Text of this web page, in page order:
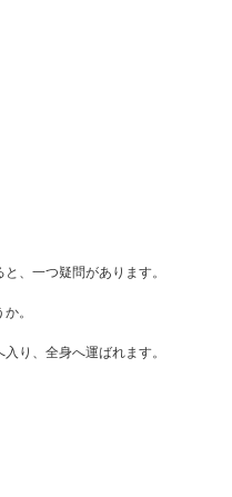
、一つ疑問があります。
。
り、全身へ運ばれます。